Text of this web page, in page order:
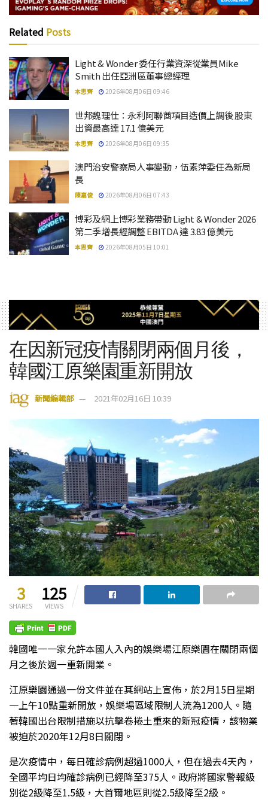
Related Posts
Light & Wonder 委任行業資深從業員Mike
Smith 出任亞洲區董事總經理
本思齊 2026年08月06日 09:46
世邦魏理仕：永利阿聯酋項目造價上調後 股東
出資最高達 17.1 億美元
本思齊 2026年08月06日 09:35
澳門治安警察局人事變動，伍素萍委任為新局
長
陳嘉俊 2026年08月06日 07:43
博彩及網上博彩業務帶動 Light & Wonder 2026
第二季增長經調整 EBITDA 達 3.83 億美元
本思齊 2026年08月05日 10:01
在因新冠疫情關閉兩個月後，
韓國江原樂園重新開放
新聞編輯部 2021年02月16日 10:39
3
SHARES
125
VIEWS
韓國唯一一家允許本國人入內的娛樂場江原樂園在關閉兩個
月之後於週一重新開業。
江原樂園通過一份文件並在其網站上宣佈，於2月15日星期
一上午10點重新開放，娛樂場區域限制人流為1200人。隨
著韓國出台限制措施以抗擊卷捲土重來的新冠疫情，該物業
被迫於2020年12月8日關閉。
是次疫情中，每日確診病例超過1000人，但在過去4天內，
全國平均日均確診病例已經降至375人。政府將國家警報級
別從2級降至1.5級，大首爾地區則從2.5級降至2級。